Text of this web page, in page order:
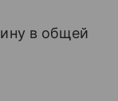
в общей